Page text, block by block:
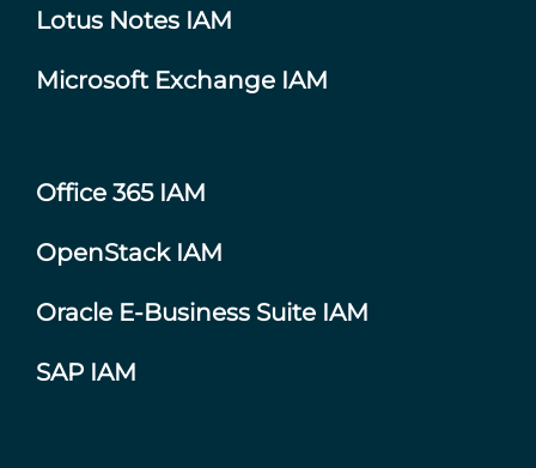
Lotus Notes IAM
Microsoft Exchange IAM
Office 365 IAM
OpenStack IAM
Oracle E-Business Suite IAM
SAP IAM